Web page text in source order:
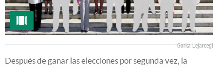
Gorka Lejarcegi
Después de ganar las elecciones por segunda vez, la